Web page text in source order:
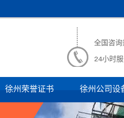
全国咨询
24小时服
徐州荣誉证书 徐州公司设